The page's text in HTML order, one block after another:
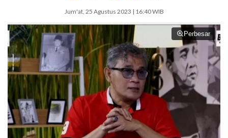
Jum'at, 25 Agustus 2023 | 16:40 WIB
Perbesar